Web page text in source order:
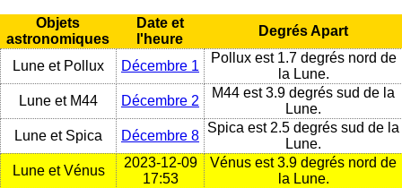
Objets
astronomiques
Date et
l'heure
Degrés Apart
Lune et Pollux Décembre 1
Pollux est 1.7 degrés nord de
la Lune.
Lune et M44
Décembre 2
M44 est 3.9 degrés sud de la
Lune.
Lune et Spica
Décembre 8
Spica est 2.5 degrés sud de la
Lune.
Lune et Vénus
2023-12-09
17:53
Vénus est 3.9 degrés nord de
la Lune.